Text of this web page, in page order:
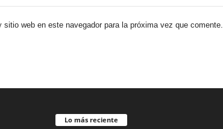
web en este navegador para la próxima vez que comente.
Lo más reciente